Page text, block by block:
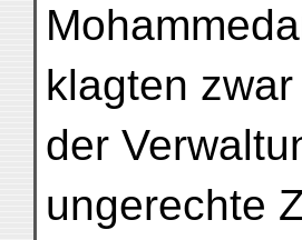
klagten
der
ungerechte